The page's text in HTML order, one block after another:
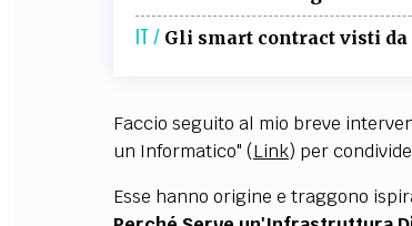
IT / Gli smart contract visti
Faccio seguito al mio breve
un Informatico" (Link) per
Esse hanno origine e traggono